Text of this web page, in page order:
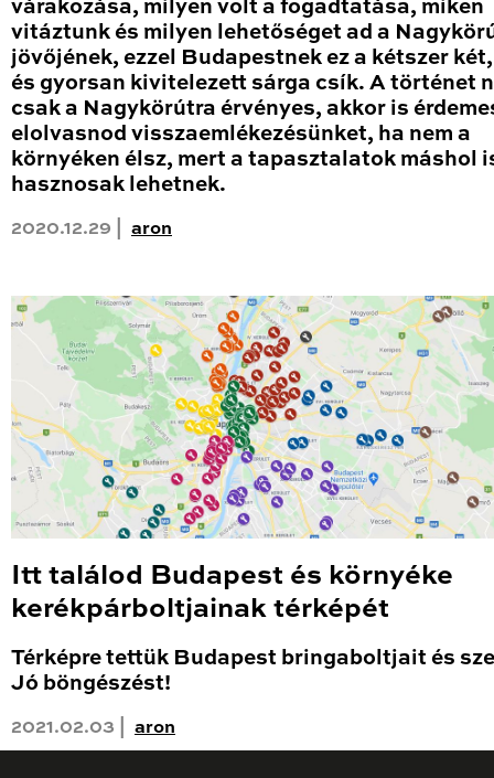
várakozása, milyen volt a fogadtatása, miken
vitáztunk és milyen lehetőséget ad a
jövőjének, ezzel Budapestnek ez a kétszer
és gyorsan kivitelezett sárga csík. A történet
csak a Nagykörútra érvényes, akkor is
elolvasnod visszaemlékezésünket, ha nem a
környéken élsz, mert a tapasztalatok máshol
hasznosak lehetnek.
2020.12.29 | aron
Itt találod Budapest és környéke
kerékpárboltjainak térképét
Térképre tettük Budapest bringaboltjait és
Jó böngészést!
2021.02.03 | aron